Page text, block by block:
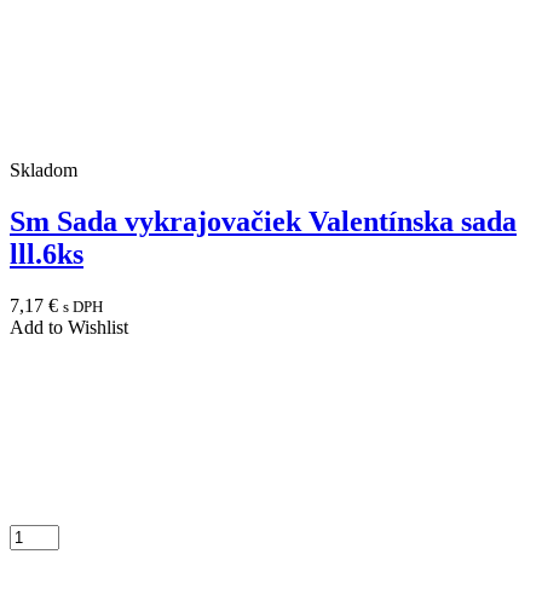
Skladom
Sm Sada vykrajovačiek Valentínska sada
lll.6ks
7,17 € s DPH
Add to Wishlist